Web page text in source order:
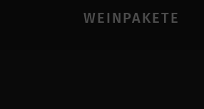
WEINPAKETE